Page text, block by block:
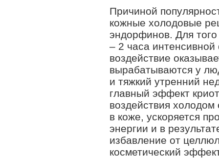
Причиной
кожные холодовые
эндорфинов. Для
– 2 часа интенсивной
воздействие
вырабатываются у
и тяжкий утренний
главный эффект
воздействия
в коже, ускоряется
энергии и в
избавление от
косметический